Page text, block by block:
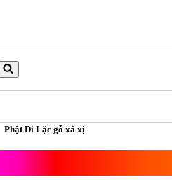
Phật Di Lặc gỗ xá xị